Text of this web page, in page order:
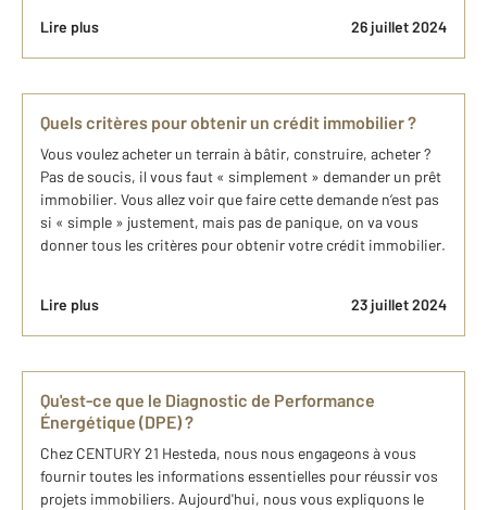
Lire plus 26 juillet 2024
Quels critères pour obtenir un crédit immobilier ?
Vous voulez acheter un terrain à bâtir, construire, acheter ?
Pas de soucis, il vous faut « simplement » demander un prêt
immobilier. Vous allez voir que faire cette demande n’est pas
si « simple » justement, mais pas de panique, on va vous
donner tous les critères pour obtenir votre crédit immobilier.
Lire plus 23 juillet 2024
Qu'est-ce que le Diagnostic de Performance
Énergétique (DPE) ?
Chez CENTURY 21 Hesteda, nous nous engageons à vous
fournir toutes les informations essentielles pour réussir vos
projets immobiliers. Aujourd'hui, nous vous expliquons le